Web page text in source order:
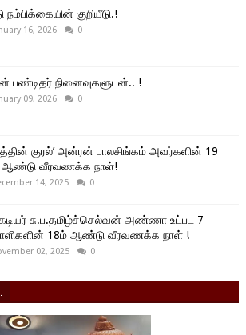
நம்பிக்கையின் குறியீடு.!
16, 2026 0
பண்டிதர் நினைவுகளுடன்.. !
09, 2026 0
குரல்’ அன்ரன் பாலசிங்கம் அவர்களின் 19
வீரவணக்க நாள்!
14, 2025 0
சு.ப.தமிழ்ச்செல்வன் அண்ணா உட்பட 7
18ம் ஆண்டு வீரவணக்க நாள் !
02, 2025 0